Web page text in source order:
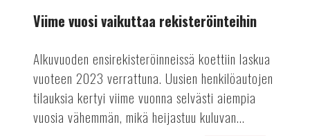
Viime vuosi vaikuttaa rekisteröinteihin
Alkuvuoden ensirekisteröinneissä koettiin laskua
vuoteen 2023 verrattuna. Uusien henkilöautojen
tilauksia kertyi viime vuonna selvästi aiempia
vuosia vähemmän, mikä heijastuu kuluvan...